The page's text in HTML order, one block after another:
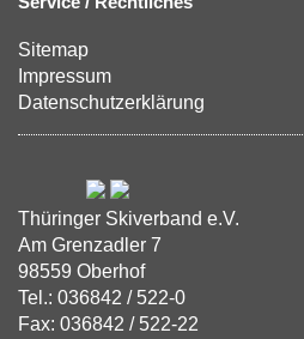
Sitemap
Impressum
Datenschutzerklärung
Thüringer Skiverband e.V.
Am Grenzadler 7
98559 Oberhof
Tel.: 036842 / 522-0
Fax: 036842 / 522-22